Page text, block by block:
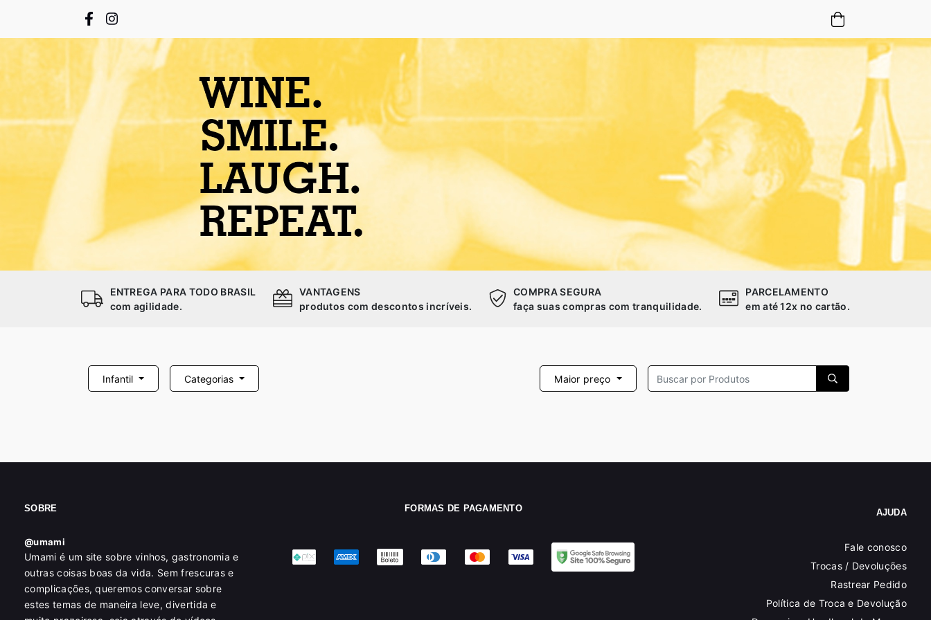
ENTREGA PARA TODO BRASIL
com agilidade.
VANTAGENS
produtos com descontos incríveis.
COMPRA SEGURA
faça suas compras com tranquilidade.
PARCELAMENTO
em até 12x no cartão.
Infantil Categorias Maior preço
SOBRE
@umami
Umami é um site sobre vinhos, gastronomia e
outras coisas boas da vida. Sem frescuras e
complicações, queremos conversar sobre
estes temas de maneira leve, divertida e
FORMAS DE PAGAMENTO AJUDA
Fale conosco
Trocas / Devoluções
Rastrear Pedido
Política de Troca e Devolução